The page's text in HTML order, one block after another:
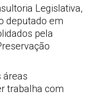
Legislativa,
deputado em
pela
áreas
trabalha com